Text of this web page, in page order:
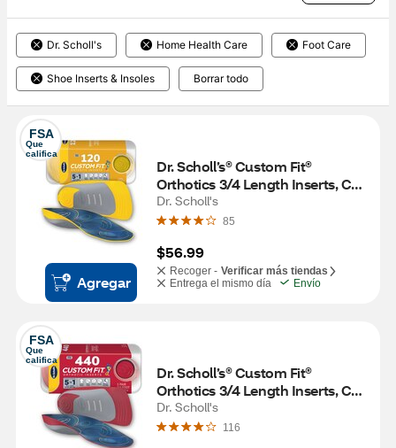
Dr. Scholl's Home Health Care Foot Care
Shoe Inserts & Insoles Borrar todo
FSA
Que
califica
Agregar
Dr. Scholl’s® Custom Fit®
Orthotics 3/4 Length Inserts, CF
120, Insoles Fit Men & Womens
Shoes
Dr. Scholl's
85
$56.99
Recoger - Verificar más tiendas
Entrega el mismo día
Envío
FSA
Que
califica
Dr. Scholl’s® Custom Fit®
Orthotics 3/4 Length Inserts, CF
440, Insoles Fit Men & Womens
Shoes
Dr. Scholl's
116